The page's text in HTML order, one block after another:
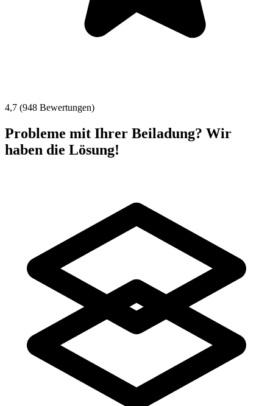
4,7 (948 Bewertungen)
Probleme mit Ihrer Beiladung? Wir
haben die Lösung!